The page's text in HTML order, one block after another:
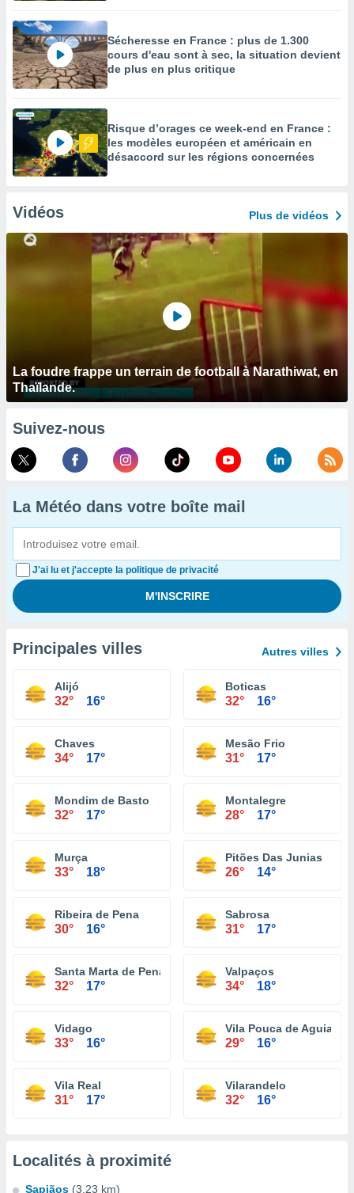
Sécheresse en France : plus de 1.300
cours d'eau sont à sec, la situation devient
de plus en plus critique
Risque d’orages ce week-end en France :
les modèles européen et américain en
désaccord sur les régions concernées
Vidéos Plus de vidéos
La foudre frappe un terrain de football à Narathiwat, en
Thaïlande.
Suivez-nous
La Météo dans votre boîte mail
J'ai lu et j'accepte la politique de privacité
Principales villes Autres villes
Alijó
32° 16°
Boticas
32° 16°
Chaves
34° 17°
Mesão Frio
31° 17°
Mondim de Basto
32° 17°
Montalegre
28° 17°
Murça
33° 18°
Pitões Das Junias
26° 14°
Ribeira de Pena
30° 16°
Sabrosa
31° 17°
Santa Marta de Penaguião
32° 17°
Valpaços
34° 18°
Vidago
33° 16°
Vila Pouca de Aguiar
29° 16°
Vila Real
31° 17°
Vilarandelo
32° 16°
Localités à proximité
Sapiãos (3.23 km)